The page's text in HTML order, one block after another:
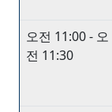
오전 11:00 - 오
전 11:30